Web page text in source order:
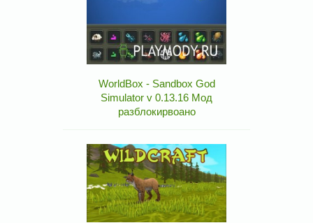
WorldBox - Sandbox God
Simulator v 0.13.16 Мод
разблокирвоано